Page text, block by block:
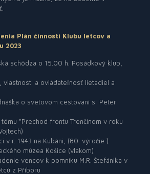
Plán činnosti Klubu letcov a
2023
schôdza o 15.00 h. Posádkový klub,
vlastnosti a ovládateľnosť lietadiel a
o svetovom cestovaní s Peter
tému "Prechod frontu Trenčínom v roku
v r. 1943 na Kubáni, (80. výročie )
múzea Košice (vlakom)
vencov k pomníku M.R. Štefánika v
z Příboru